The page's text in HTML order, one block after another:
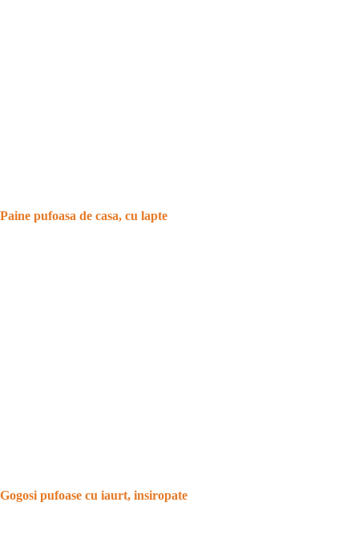
Paine pufoasa de casa, cu lapte
Gogosi pufoase cu iaurt, insiropate